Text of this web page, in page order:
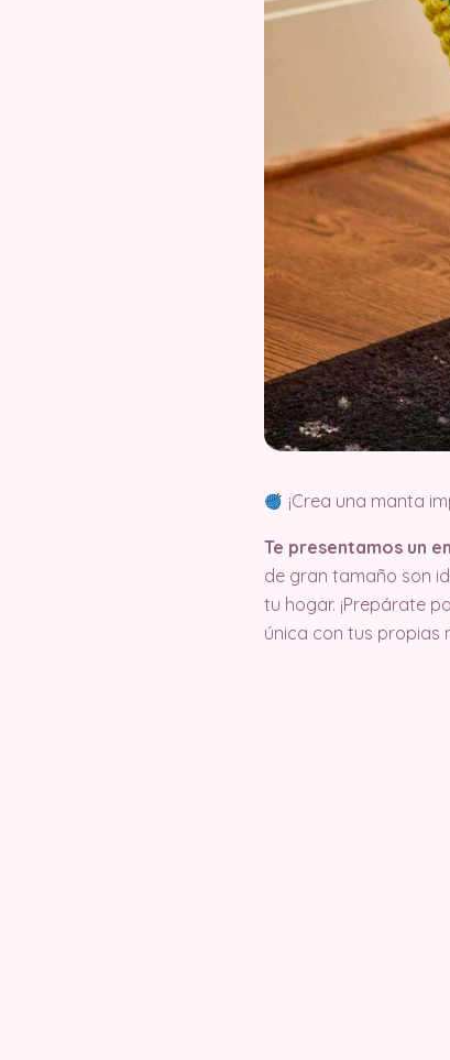
¡Crea una manta
Te presentamos un
de gran tamaño son
tu hogar. ¡Prepárate
única con tus propias